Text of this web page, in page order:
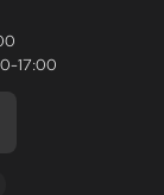
17:00